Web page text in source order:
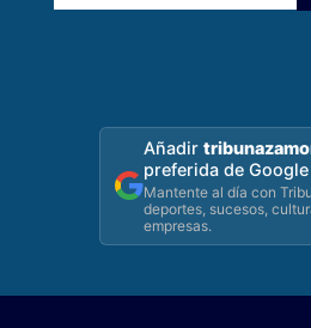
Añadir
preferida de
Mantente al día con
deportes, sucesos,
empresas.